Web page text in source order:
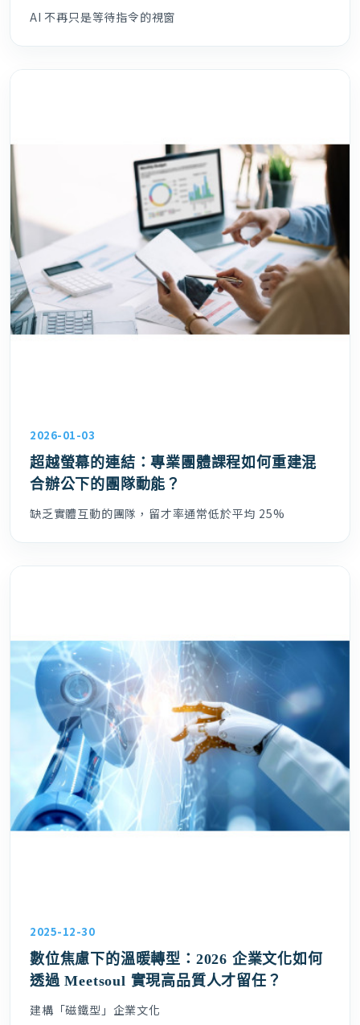
AI 不再只是等待指令的視窗
2026-01-03
超越螢幕的連結：專業團體課程如何重建混
合辦公下的團隊動能？
缺乏實體互動的團隊，留才率通常低於平均 25%
2025-12-30
數位焦慮下的溫暖轉型：2026 企業文化如何
透過 Meetsoul 實現高品質人才留任？
建構「磁鐵型」企業文化